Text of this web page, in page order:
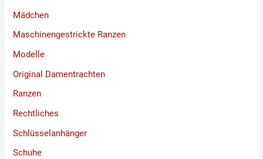
Mädchen
Maschinengestrickte Ranzen
Modelle
Original Damentrachten
Ranzen
Rechtliches
Schlüsselanhänger
Schuhe